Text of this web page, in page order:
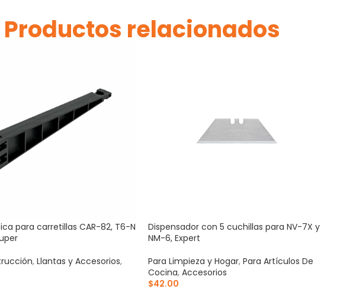
Productos relacionados
para carretillas CAR-82, T6-N
, Llantas y Accesorios,
Dispensador con 5 cuchillas para NV-7X y
NM-6, Expert
Para Limpieza y Hogar, Para Artículos De
Cocina, Accesorios
$42.00